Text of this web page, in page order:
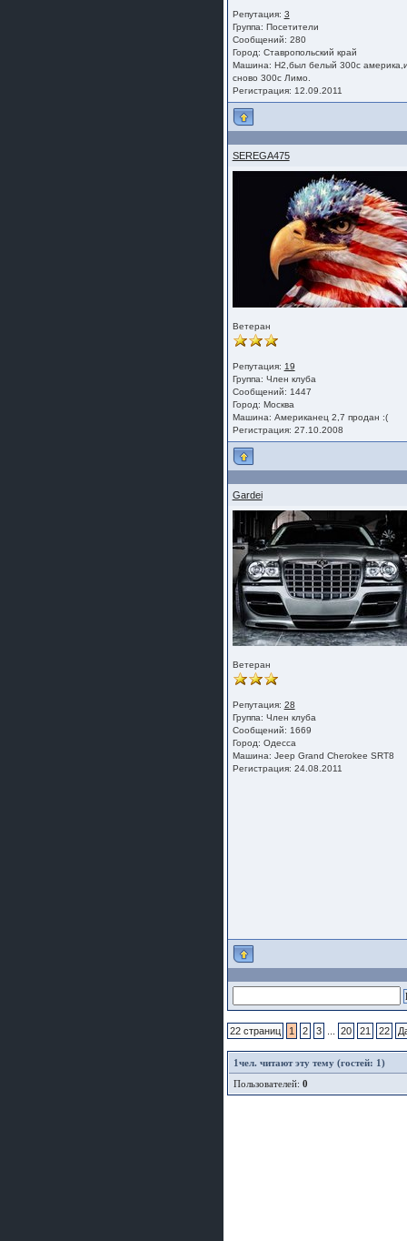
Репутация: 3
Группа: Посетители
Сообщений: 280
Город: Ставропольский край
Машина: Н2,был белый 300с
сново 300с Лимо.
Регистрация: 12.09.2011
SEREGA475
Ветеран
Репутация: 19
Группа: Член клуба
Сообщений: 1447
Город: Москва
Машина: Американец 2,7 продан :(
Регистрация: 27.10.2008
Gardei
Ветеран
Репутация: 28
Группа: Член клуба
Сообщений: 1669
Город: Одесса
Машина: Jeep Grand Cherokee SRT8
Регистрация: 24.08.2011
22 страниц 1 2 3 20 21 22
1чел. читают эту тему (гостей: 1)
Пользователей: 0